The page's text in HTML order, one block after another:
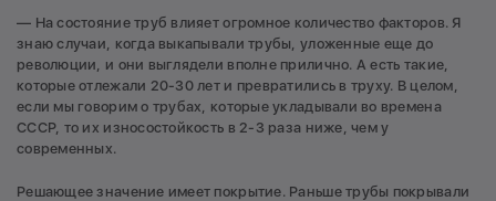
— На состояние труб влияет огромное количество факторов. Я
знаю случаи, когда выкапывали трубы, уложенные еще до
революции, и они выглядели вполне прилично. А есть такие,
которые отлежали 20-30 лет и превратились в труху. В целом,
если мы говорим о трубах, которые укладывали во времена
СССР, то их износостойкость в 2-3 раза ниже, чем у
современных.
Решающее значение имеет покрытие. Раньше трубы покрывали